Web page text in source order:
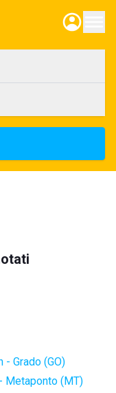
- Grado (GO)
Metaponto (MT)